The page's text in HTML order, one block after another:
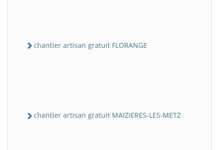
chantier artisan gratuit FLORANGE
chantier artisan gratuit MAIZIERES-LES-METZ